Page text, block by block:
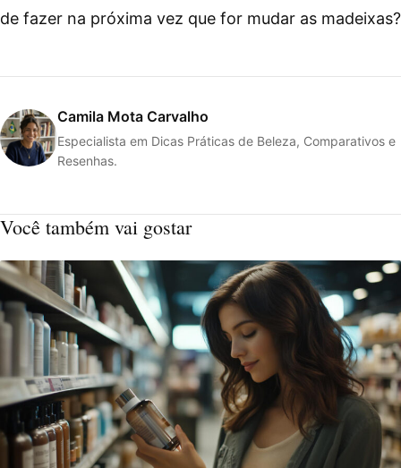
de fazer na próxima vez que for mudar as madeixas?
Camila Mota Carvalho
Especialista em Dicas Práticas de Beleza, Comparativos e
Resenhas.
Você também vai gostar